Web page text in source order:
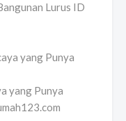
Lurus ID
yang Punya